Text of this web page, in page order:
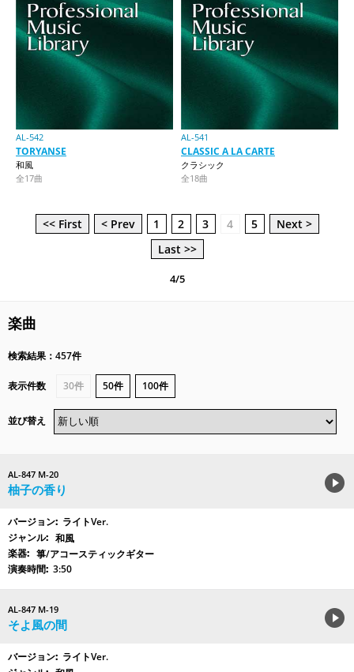
AL-542
TORYANSE
和風
全17曲
AL-541
CLASSIC A LA CARTE
クラシック
全18曲
<< First < Prev 1 2 3 4 5
Next >
Last >>
4/5
楽曲
検索結果：457件
表示件数 30件 50件 100件
並び替え
AL-847 M-20
柚子の香り
ライトVer.
和風
箏/アコースティックギター
3:50
AL-847 M-19
そよ風の間
ライトVer.